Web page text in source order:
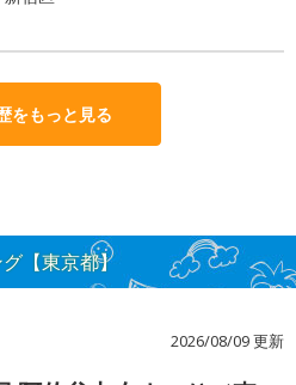
をもっと見る
【東京都】
2026/08/09 更新